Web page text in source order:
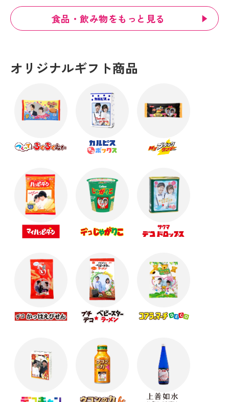
食品・飲み物をもっと見る
オリジナルギフト商品